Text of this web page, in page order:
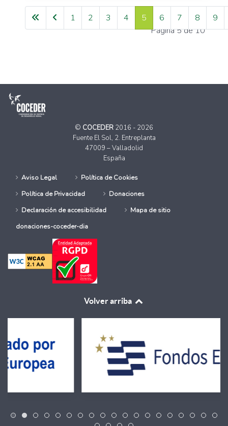
Página 5 de 10
1 2 3 4 5 6 7 8 9
© COCEDER 2016 - 2026
Fuente El Sol, 2. Entreplanta
47009 – Valladolid
España
Aviso Legal
Política de Cookies
Política de Privacidad
Donaciones
Declaración de accesibilidad
Mapa de sitio
donaciones-coceder-dia
Volver arriba